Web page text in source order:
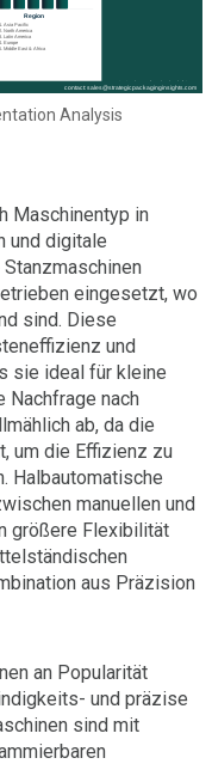
Analysis
Maschinentyp in
und digitale
eingesetzt, wo
sind. Diese
und
sie ideal für kleine
Nachfrage nach
ab, da die
um die Effizienz zu
Halbautomatische
manuellen und
größere Flexibilität
aus Präzision
an Popularität
und präzise
sind mit